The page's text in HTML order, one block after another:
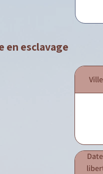
en esclavage